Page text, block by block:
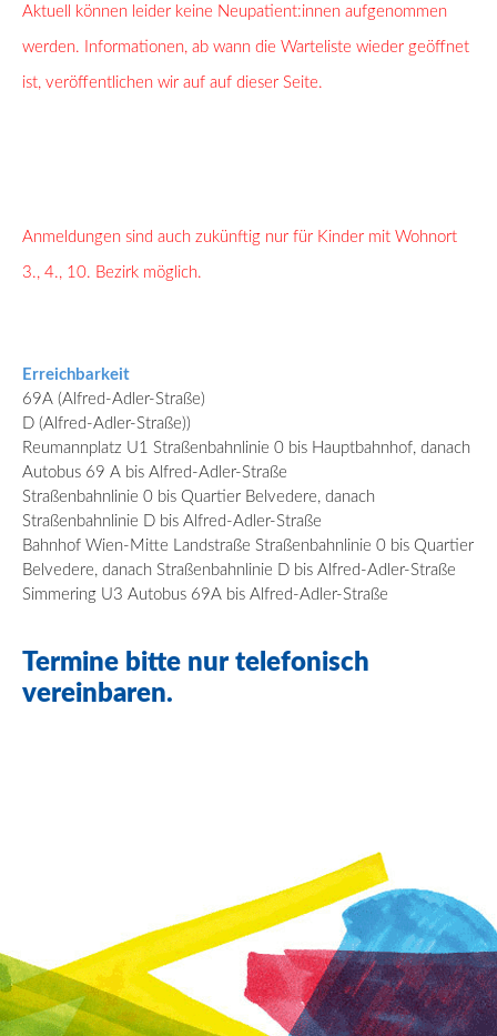
Aktuell können leider keine Neupatient:innen aufgenommen
werden. Informationen, ab wann die Warteliste wieder geöffnet
ist, veröffentlichen wir auf auf dieser Seite.
Anmeldungen sind auch zukünftig nur für Kinder mit Wohnort
3., 4., 10. Bezirk möglich.
Erreichbarkeit
69A (Alfred-Adler-Straße)
D (Alfred-Adler-Straße))
Reumannplatz U1 Straßenbahnlinie 0 bis Hauptbahnhof, danach
Autobus 69 A bis Alfred-Adler-Straße
Straßenbahnlinie 0 bis Quartier Belvedere, danach
Straßenbahnlinie D bis Alfred-Adler-Straße
Bahnhof Wien-Mitte Landstraße Straßenbahnlinie 0 bis Quartier
Belvedere, danach Straßenbahnlinie D bis Alfred-Adler-Straße
Simmering U3 Autobus 69A bis Alfred-Adler-Straße
Termine bitte nur telefonisch
vereinbaren.